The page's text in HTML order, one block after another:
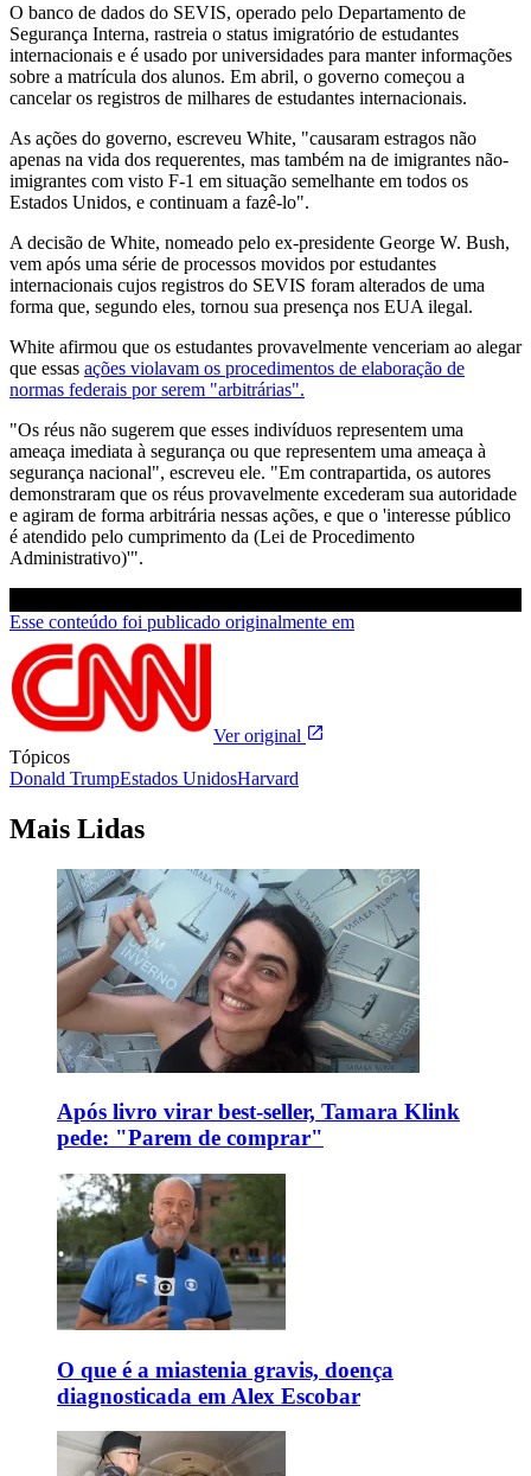
O banco de dados do SEVIS, operado pelo Departamento de
Segurança Interna, rastreia o status imigratório de estudantes
internacionais e é usado por universidades para manter informações
sobre a matrícula dos alunos. Em abril, o governo começou a
cancelar os registros de milhares de estudantes internacionais.
As ações do governo, escreveu White, "causaram estragos não
apenas na vida dos requerentes, mas também na de imigrantes não-
imigrantes com visto F-1 em situação semelhante em todos os
Estados Unidos, e continuam a fazê-lo".
A decisão de White, nomeado pelo ex-presidente George W. Bush,
vem após uma série de processos movidos por estudantes
internacionais cujos registros do SEVIS foram alterados de uma
forma que, segundo eles, tornou sua presença nos EUA ilegal.
White afirmou que os estudantes provavelmente venceriam ao alegar
que essas ações violavam os procedimentos de elaboração de
normas federais por serem "arbitrárias".
"Os réus não sugerem que esses indivíduos representem uma
ameaça imediata à segurança ou que representem uma ameaça à
segurança nacional", escreveu ele. "Em contrapartida, os autores
demonstraram que os réus provavelmente excederam sua autoridade
e agiram de forma arbitrária nessas ações, e que o 'interesse público
é atendido pelo cumprimento da (Lei de Procedimento
Administrativo)'".
Esse conteúdo foi publicado originalmente em
Ver original
Tópicos
Donald TrumpEstados UnidosHarvard
Mais Lidas
Após livro virar best-seller, Tamara Klink
pede: "Parem de comprar"
O que é a miastenia gravis, doença
diagnosticada em Alex Escobar